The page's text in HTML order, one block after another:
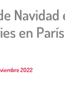
en
2022